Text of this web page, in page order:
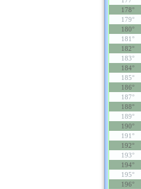
178°
179°
180°
181°
182°
183°
184°
185°
186°
187°
188°
189°
190°
191°
192°
193°
194°
195°
196°